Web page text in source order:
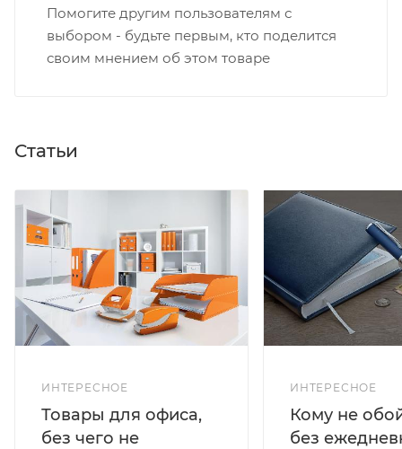
Помогите другим пользователям с
выбором - будьте первым, кто поделится
своим мнением об этом товаре
Статьи
ИНТЕРЕСНОЕ
Товары для офиса,
без чего не
ИНТЕРЕСНОЕ
Кому не
без